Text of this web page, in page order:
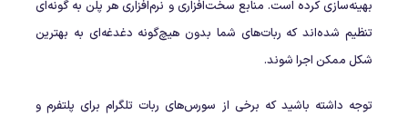
بهینه‌سازی کرده است. منابع سخت‌افزاری و نرم‌افزاری هر پلن به گونه‌ای
تنظیم شده‌اند که ربات‌های شما بدون هیچ‌گونه دغدغه‌ای به بهترین
شکل ممکن اجرا شوند.
توجه داشته باشید که برخی از سورس‌های ربات تلگرام برای پلتفرم و